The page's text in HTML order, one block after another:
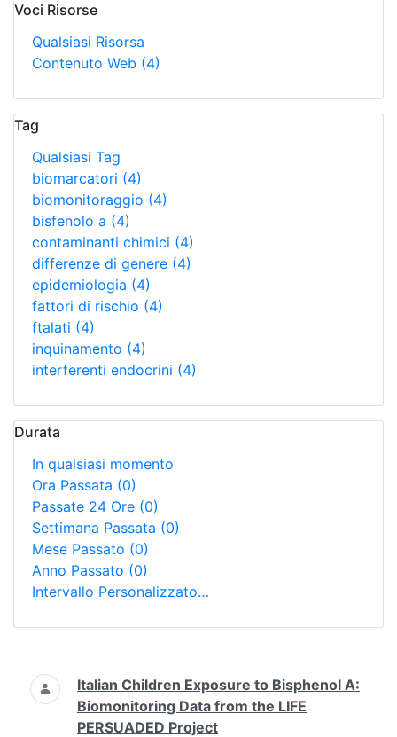
Voci Risorse
Qualsiasi Risorsa
Contenuto Web (4)
Tag
Qualsiasi Tag
biomarcatori (4)
biomonitoraggio (4)
bisfenolo a (4)
contaminanti chimici (4)
differenze di genere (4)
epidemiologia (4)
fattori di rischio (4)
ftalati (4)
inquinamento (4)
interferenti endocrini (4)
Durata
In qualsiasi momento
Ora Passata (0)
Passate 24 Ore (0)
Settimana Passata (0)
Mese Passato (0)
Anno Passato (0)
Intervallo Personalizzato…
Ricerca
Italian Children Exposure to Bisphenol A:
Biomonitoring Data from the LIFE
PERSUADED Project